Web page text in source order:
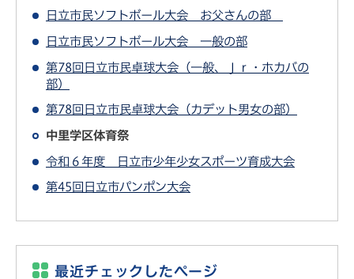
日立市民ソフトボール大会 お父さんの部
日立市民ソフトボール大会 一般の部
第78回日立市民卓球大会（一般、Ｊｒ・ホカバの
部）
第78回日立市民卓球大会（カデット男女の部）
中里学区体育祭
令和６年度 日立市少年少女スポーツ育成大会
第45回日立市パンポン大会
最近チェックしたページ